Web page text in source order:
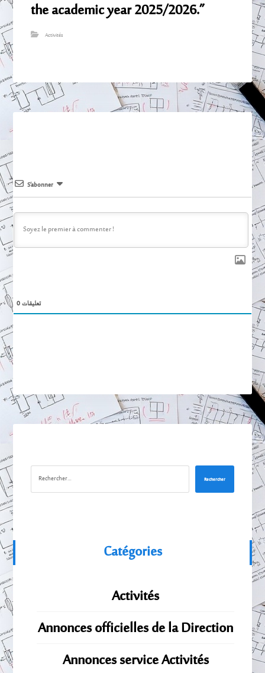
the academic year 2025/2026.”
Activités
S’abonner
0تعليقات
Rechercher
Catégories
Activités
Annonces officielles de la Direction
Annonces service Activités